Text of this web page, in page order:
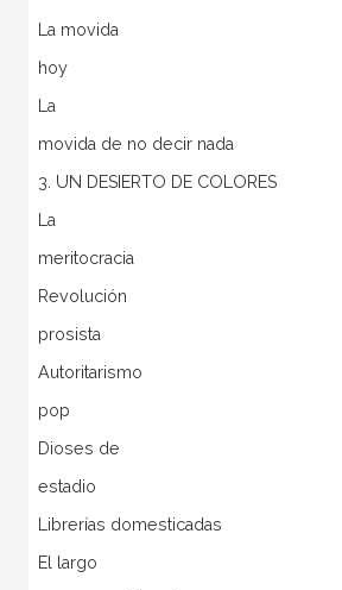
La movida
hoy
La
movida de no decir nada
3. UN DESIERTO DE COLORES
La
meritocracia
Revolución
prosista
Autoritarismo
pop
Dioses de
estadio
Librerías domesticadas
El largo